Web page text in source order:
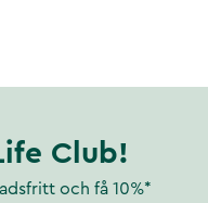
Club!
och få 10%*